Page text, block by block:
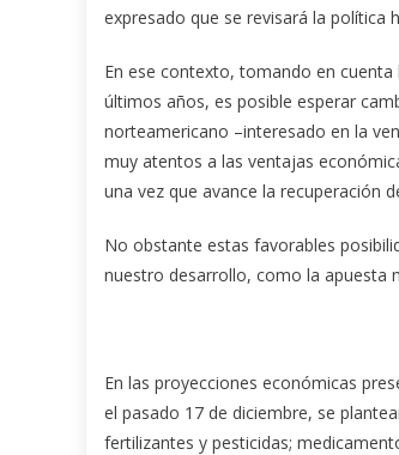
expresado que se revisará la política
En ese contexto, tomando en
últimos años, es posible esperar
norteamericano –interesado en la
muy atentos a las ventajas
una vez que avance la recuperación
No obstante estas favorables
nuestro desarrollo, como la apuesta
En las proyecciones económicas
el pasado 17 de diciembre, se
fertilizantes y pesticidas;